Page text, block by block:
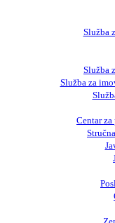
Služba
Služba
Služba za
Centar za